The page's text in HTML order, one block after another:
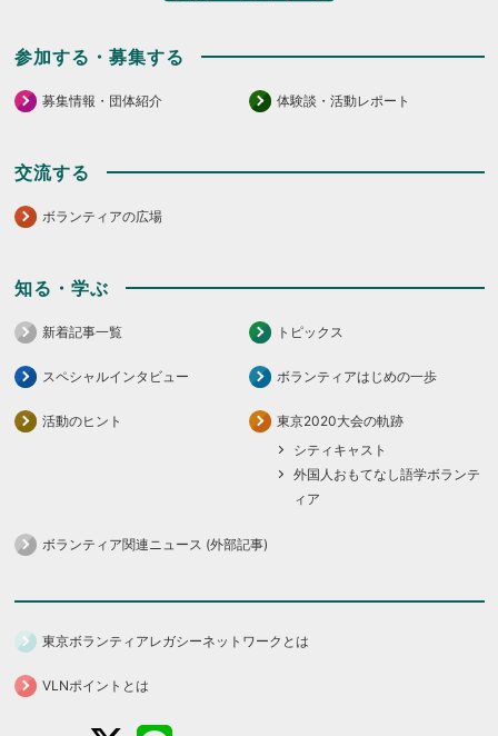
参加する・募集する
募集情報・団体紹介 体験談・活動レポート
交流する
ボランティアの広場
知る・学ぶ
新着記事一覧 トピックス
スペシャルインタビュー ボランティアはじめの一歩
活動のヒント
東京2020大会の軌跡
シティキャスト
外国人おもてなし語学ボランテ
ィア
ボランティア関連ニュース (外部記事)
東京ボランティアレガシーネットワークとは
VLNポイントとは